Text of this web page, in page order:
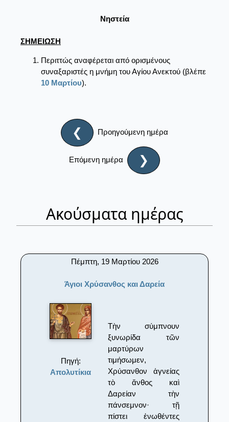
Νηστεία
ΣΗΜΕΙΩΣΗ
Περιττώς αναφέρεται από ορισμένους
συναξαριστές η μνήμη του Αγίου Ανεκτού (βλέπε
10 Μαρτίου).
❮ Προηγούμενη ημέρα
Επόμενη ημέρα ❯
Ακούσματα ημέρας
Πέμπτη, 19 Μαρτίου 2026
Άγιοι Χρύσανθος και Δαρεία
Πηγή:
Απολυτίκια
Tὴν σύμπνουν
ξυνωρίδα τῶν
μαρτύρων
τιμήσωμεν,
Χρύσανθον ἁγνείας
τὸ ἄνθος καὶ
Δαρείαν τὴν
πάνσεμνον· τῇ
πίστει ἑνωθέντες